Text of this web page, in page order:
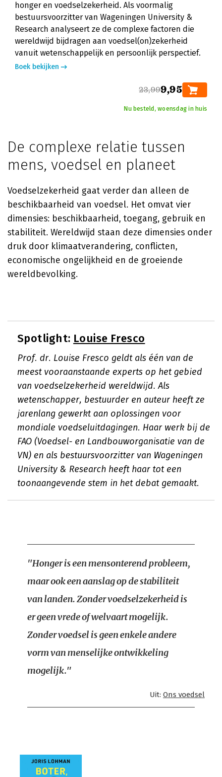
honger en voedselzekerheid. Als voormalig
bestuursvoorzitter van Wageningen University &
Research analyseert ze de complexe factoren die
wereldwijd bijdragen aan voedsel(on)zekerheid
vanuit wetenschappelijk en persoonlijk perspectief.
Boek bekijken
23,999,95
Nu besteld, woensdag in huis
De complexe relatie tussen
mens, voedsel en planeet
Voedselzekerheid gaat verder dan alleen de
beschikbaarheid van voedsel. Het omvat vier
dimensies: beschikbaarheid, toegang, gebruik en
stabiliteit. Wereldwijd staan deze dimensies onder
druk door klimaatverandering, conflicten,
economische ongelijkheid en de groeiende
wereldbevolking.
Spotlight: Louise Fresco
Prof. dr. Louise Fresco geldt als één van de
meest vooraanstaande experts op het gebied
van voedselzekerheid wereldwijd. Als
wetenschapper, bestuurder en auteur heeft ze
jarenlang gewerkt aan oplossingen voor
mondiale voedseluitdagingen. Haar werk bij de
FAO (Voedsel- en Landbouworganisatie van de
VN) en als bestuursvoorzitter van Wageningen
University & Research heeft haar tot een
toonaangevende stem in het debat gemaakt.
"Honger is een mensonterend probleem,
maar ook een aanslag op de stabiliteit
van landen. Zonder voedselzekerheid is
er geen vrede of welvaart mogelijk.
Zonder voedsel is geen enkele andere
vorm van menselijke ontwikkeling
mogelijk."
Uit: Ons voedsel